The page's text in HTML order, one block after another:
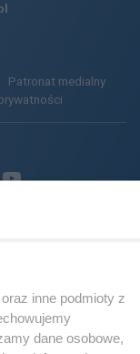
Patronat medialny
Youtube.com
inne podmioty z
dane osobowe,